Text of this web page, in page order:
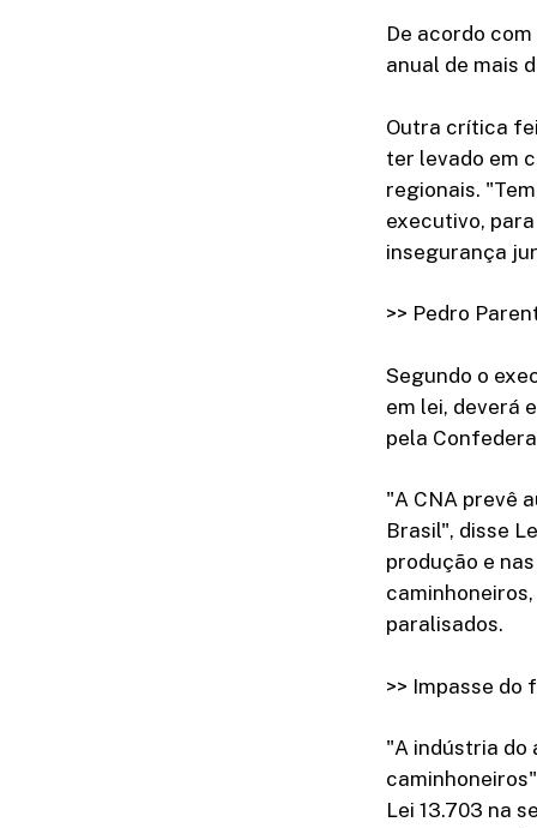
De acordo
anual de mais
Outra crítica
ter levado em
regionais.
executivo,
insegurança
>> Pedro
Segundo o
em lei, deverá
pela
"A CNA prevê
Brasil", disse
produção e
paralisados.
>> Impasse do
"A indústria do
Lei 13.703 na